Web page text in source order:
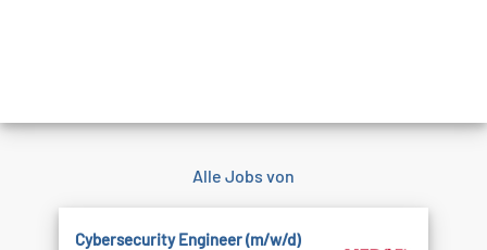
Alle Jobs von
Cybersecurity Engineer (m/w/d)